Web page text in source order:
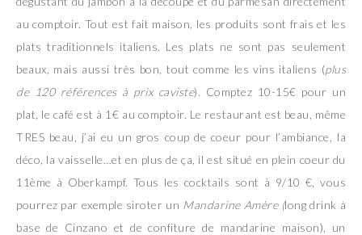
au comptoir. Tout est fait maison, les produits sont frais et les
plats traditionnels italiens. Les plats ne sont pas seulement
beaux, mais aussi très bon, tout comme les vins italiens (plus
de 120 références à prix caviste). Comptez 10-15€ pour un
plat, le café est à 1€ au comptoir. Le restaurant est beau, même
TRES beau, j’ai eu un gros coup de coeur pour l’ambiance, la
déco, la vaisselle…et en plus de ça, il est situé en plein coeur du
11ème à Oberkampf. Tous les cocktails sont à 9/10 €, vous
pourrez par exemple siroter un Mandarine Amère (long drink à
base de Cinzano et de confiture de mandarine maison), un